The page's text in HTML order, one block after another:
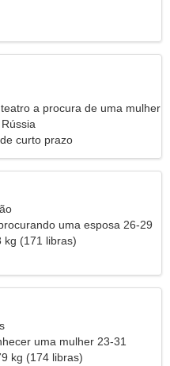
a procura de uma mulher
curto prazo
uma esposa 26-29
kg (171 libras)
uma mulher 23-31
kg (174 libras)